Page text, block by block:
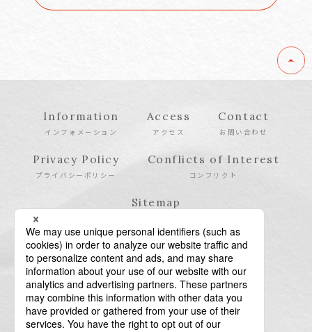
Information
インフォメーション
Access
アクセス
Contact
お問い合わせ
Privacy Policy
プライバシーポリシー
Conflicts of Interest
コンフリクト
Sitemap